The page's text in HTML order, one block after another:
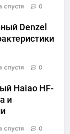
спустя 0
Denzel
спустя 0
Haiao HF-
и
спустя 0